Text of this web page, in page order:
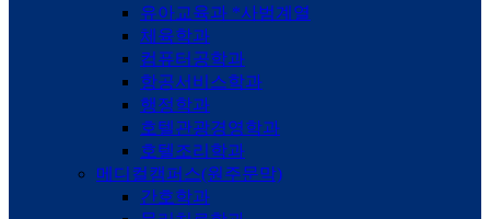
유아교육과 *사범계열
체육학과
컴퓨터공학과
항공서비스학과
행정학과
호텔관광경영학과
호텔조리학과
메디컬캠퍼스(원주문막)
간호학과